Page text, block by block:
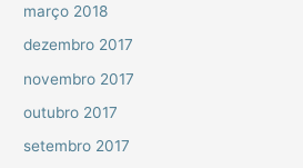
março 2018
dezembro 2017
novembro 2017
outubro 2017
setembro 2017